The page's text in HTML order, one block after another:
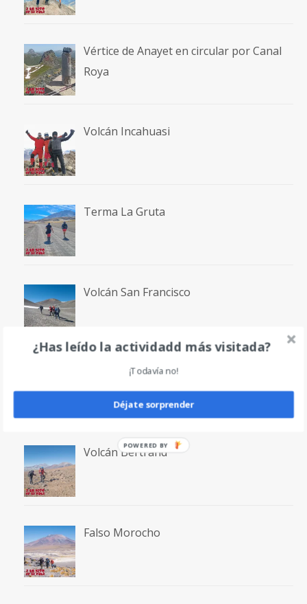
Vértice de Anayet en circular por Canal
Roya
Volcán Incahuasi
Terma La Gruta
Volcán San Francisco
Laguna San Francisco
Volcán Bertrand
Falso Morocho
¿Has leído la actividadd más visitada?
¡Todavía no!
Déjate sorprender
POWERED BY